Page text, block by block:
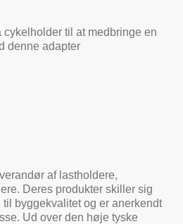
cykelholder til at medbringe en
denne adapter
af lastholdere,
Deres produkter skiller sig
byggekvalitet og er anerkendt
Ud over den høje tyske